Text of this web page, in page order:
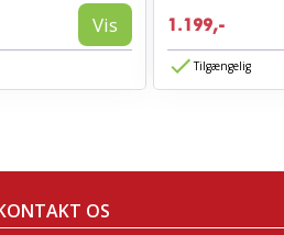
Vis 1.199,-
Tilgængelig
OS